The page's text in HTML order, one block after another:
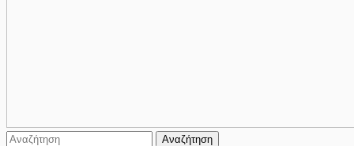
Αναζήτηση